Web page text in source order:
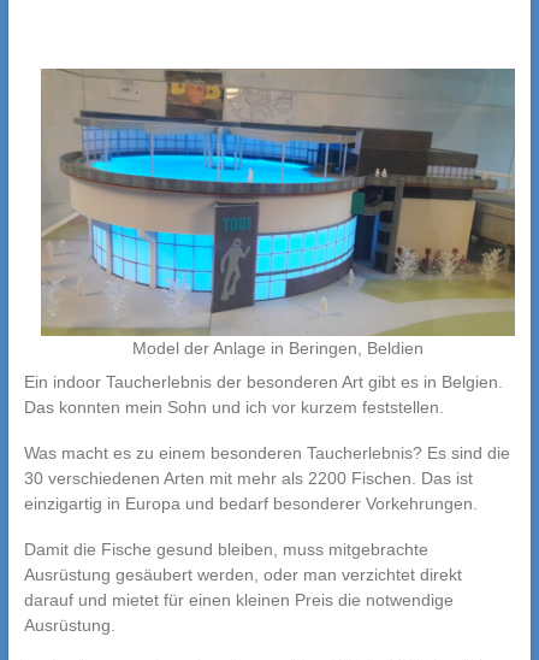
Model der Anlage in Beringen, Beldien
Ein indoor Taucherlebnis der besonderen Art gibt es in Belgien.
Das konnten mein Sohn und ich vor kurzem feststellen.
Was macht es zu einem besonderen Taucherlebnis? Es sind die
30 verschiedenen Arten mit mehr als 2200 Fischen. Das ist
einzigartig in Europa und bedarf besonderer Vorkehrungen.
Damit die Fische gesund bleiben, muss mitgebrachte
Ausrüstung gesäubert werden, oder man verzichtet direkt
darauf und mietet für einen kleinen Preis die notwendige
Ausrüstung.